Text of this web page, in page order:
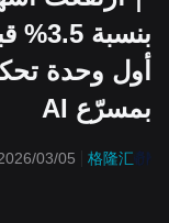
أول وحدة
بمسرّع AI
格隆汇
03/05 09:40